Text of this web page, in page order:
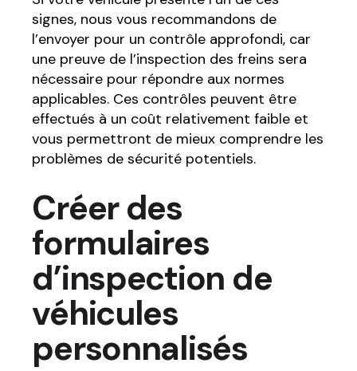
signes, nous vous recommandons de
l’envoyer pour un contrôle approfondi, car
une preuve de l’inspection des freins sera
nécessaire pour répondre aux normes
applicables. Ces contrôles peuvent être
effectués à un coût relativement faible et
vous permettront de mieux comprendre les
problèmes de sécurité potentiels.
Créer des
formulaires
d’inspection de
véhicules
personnalisés